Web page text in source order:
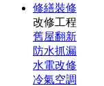
修繕裝修
改修工程
舊屋翻新
防水抓漏
水電改修
冷氣空調